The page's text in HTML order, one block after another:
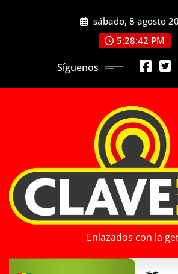
sábado, 8 agosto
5:28:43 PM
Síguenos
Enlazados con la